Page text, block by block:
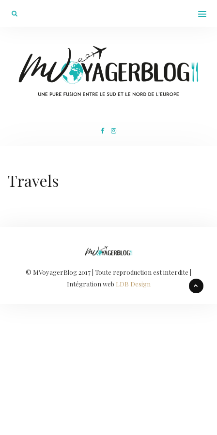
Travels
© MVoyagerBlog 2017 | Toute reproduction est interdite |
Intégration web LDB Design